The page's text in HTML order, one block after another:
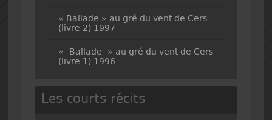
« Ballade » au gré du vent de Cers
(livre 2) 1997
« Ballade » au gré du vent de Cers
(livre 1) 1996
Les courts récits